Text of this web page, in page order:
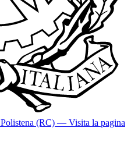
Polistena (RC) — Visita la pagina